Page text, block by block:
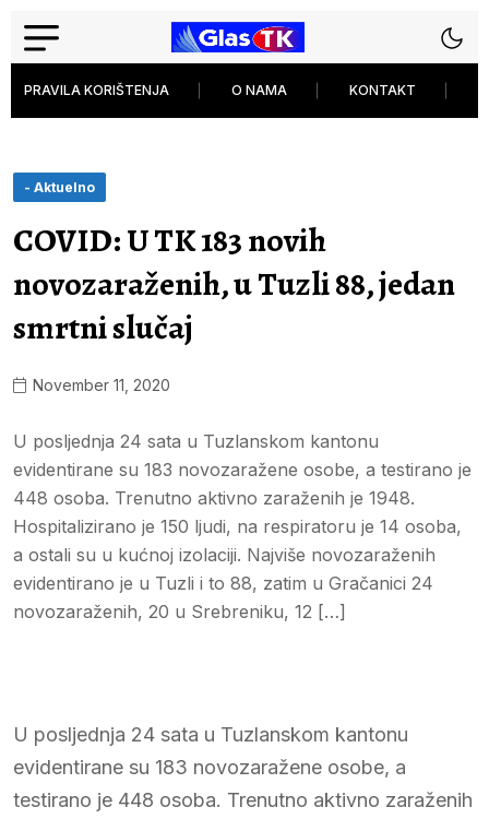
PRAVILA KORIŠTENJA O NAMA KONTAKT
- Aktuelno
COVID: U TK 183 novih
novozaraženih, u Tuzli 88, jedan
smrtni slučaj
November 11, 2020
U posljednja 24 sata u Tuzlanskom kantonu
evidentirane su 183 novozaražene osobe, a testirano je
448 osoba. Trenutno aktivno zaraženih je 1948.
Hospitalizirano je 150 ljudi, na respiratoru je 14 osoba,
a ostali su u kućnoj izolaciji. Najviše novozaraženih
evidentirano je u Tuzli i to 88, zatim u Gračanici 24
novozaraženih, 20 u Srebreniku, 12 […]
U posljednja 24 sata u Tuzlanskom kantonu
evidentirane su 183 novozaražene osobe, a
testirano je 448 osoba. Trenutno aktivno zaraženih